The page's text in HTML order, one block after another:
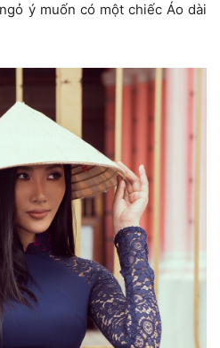
ý muốn có một chiếc Áo dài